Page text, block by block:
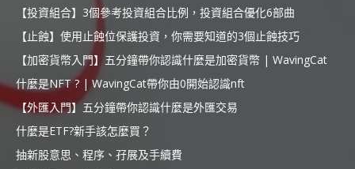
【投資組合】3個參考投資組合比例，投資組合優化6部曲
【止蝕】使用止蝕位保護投資，你需要知道的3個止蝕技巧
【加密貨幣入門】五分鐘帶你認識什麼是加密貨幣 | WavingCat
什麼是NFT ? | WavingCat帶你由0開始認識nft
【外匯入門】五分鐘帶你認識什麼是外匯交易
什麼是ETF?新手該怎麼買？
抽新股意思、程序、孖展及手續費